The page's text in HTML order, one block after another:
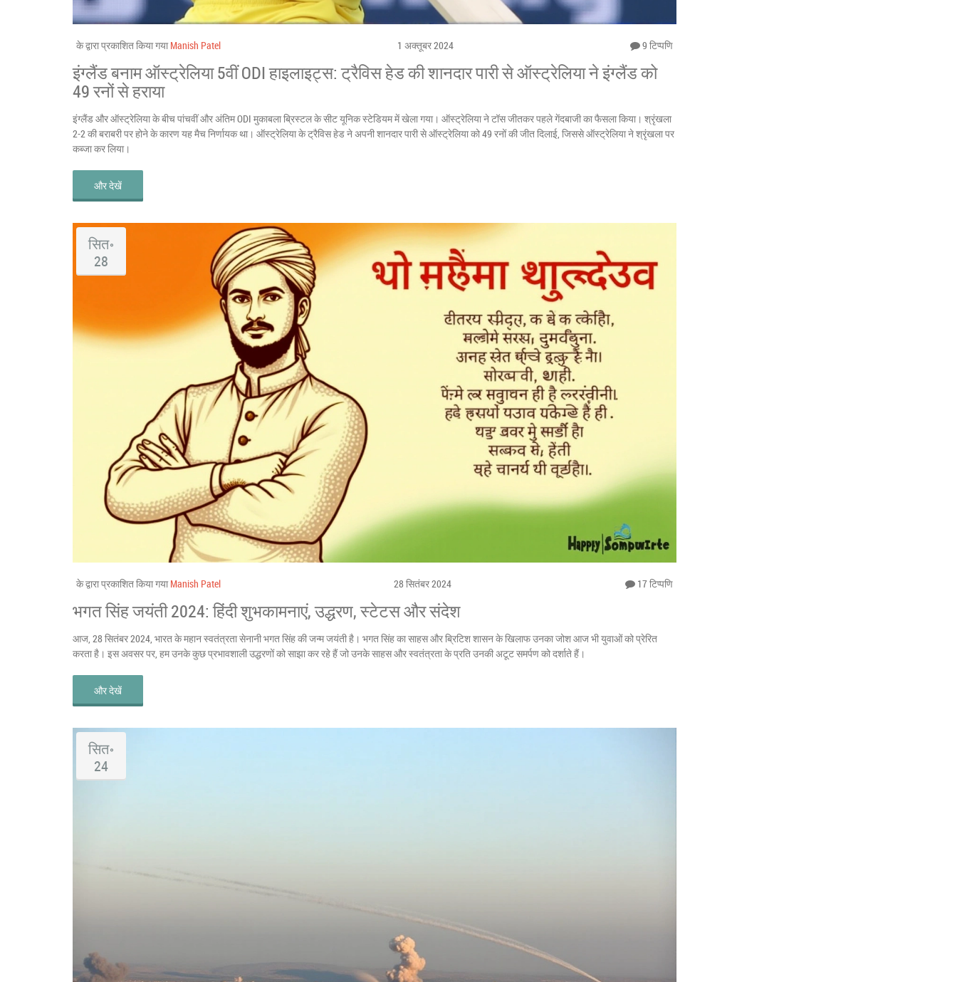
के द्वारा प्रकाशित किया गया Manish Patel 1 अक्तूबर 2024 9 टिप्पणि
इंग्लैंड बनाम ऑस्ट्रेलिया 5वीं ODI हाइलाइट्स: ट्रैविस हेड की शानदार पारी से ऑस्ट्रेलिया ने इंग्लैंड को
49 रनों से हराया
इंग्लैंड और ऑस्ट्रेलिया के बीच पांचवीं और अंतिम ODI मुकाबला ब्रिस्टल के सीट यूनिक स्टेडियम में खेला गया। ऑस्ट्रेलिया ने टॉस जीतकर पहले गेंदबाजी का फैसला किया। श्रृंखला
2-2 की बराबरी पर होने के कारण यह मैच निर्णायक था। ऑस्ट्रेलिया के ट्रैविस हेड ने अपनी शानदार पारी से ऑस्ट्रेलिया को 49 रनों की जीत दिलाई, जिससे ऑस्ट्रेलिया ने श्रृंखला पर
कब्जा कर लिया।
और देखें
सित॰
28
के द्वारा प्रकाशित किया गया Manish Patel 28 सितंबर 2024 17 टिप्पणि
भगत सिंह जयंती 2024: हिंदी शुभकामनाएं, उद्धरण, स्टेटस और संदेश
आज, 28 सितंबर 2024, भारत के महान स्वतंत्रता सेनानी भगत सिंह की जन्म जयंती है। भगत सिंह का साहस और ब्रिटिश शासन के खिलाफ उनका जोश आज भी युवाओं को प्रेरित
करता है। इस अवसर पर, हम उनके कुछ प्रभावशाली उद्धरणों को साझा कर रहे हैं जो उनके साहस और स्वतंत्रता के प्रति उनकी अटूट समर्पण को दर्शाते हैं।
और देखें
सित॰
24